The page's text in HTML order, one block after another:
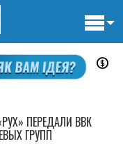
ПЕРЕДАЛИ ВВК
ГРУПП